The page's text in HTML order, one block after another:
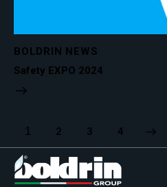
BOLDRIN NEWS
Safety EXPO 2024
1 2 3 4
Next Last